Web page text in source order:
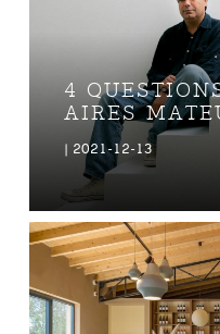
4
AIRES
| 2021-12-13